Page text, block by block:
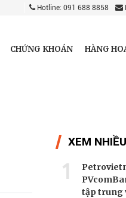
Hotline: 091 688 8858
CHỨNG KHOÁN HÀNG
XEM NHIỀU
1
tập trung